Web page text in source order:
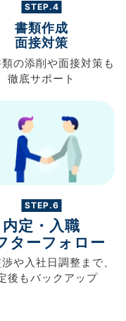
STEP.4
書類作成
面接対策
類の添削や面接対策も
徹底サポート
STEP.6
内定・入職
ターフォロー
や入社日調整まで、
後もバックアップ